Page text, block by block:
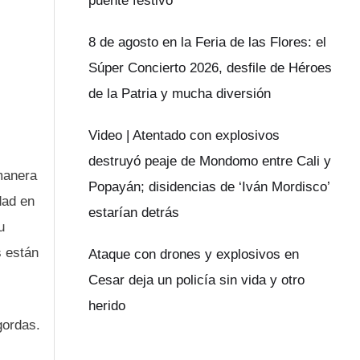
en
están
8 de agosto en la Feria de las Flores: el
Súper Concierto 2026, desfile de Héroes
de la Patria y mucha diversión
Video | Atentado con explosivos
destruyó peaje de Mondomo entre Cali y
Popayán; disidencias de ‘Iván Mordisco’
estarían detrás
Ataque con drones y explosivos en
Cesar deja un policía sin vida y otro
herido